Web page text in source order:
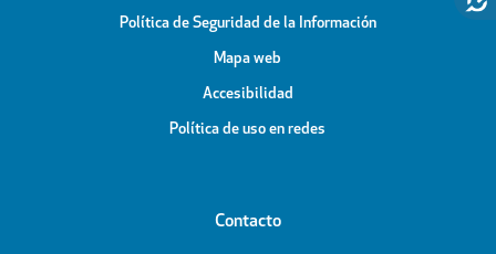
Política de Seguridad de la Información
Mapa web
Accesibilidad
Política de uso en redes
Contacto